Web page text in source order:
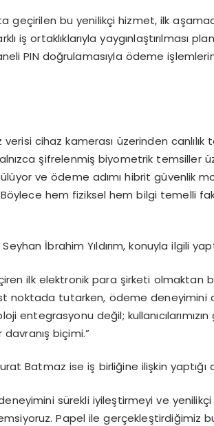
geçirilen bu yenilikçi hizmet, ilk
iş ortaklıklarıyla yaygınlaştırılması
PIN doğrulamasıyla ödeme
verisi cihaz kamerası üzerinden
şifrelenmiş biyometrik temsiller
ve ödeme adımı hibrit güvenlik
hem fiziksel hem bilgi temelli
İbrahim Yıldırım, konuyla ilgili
ilk elektronik para şirketi olmaktan
noktada tutarken, ödeme deneyimini
entegrasyonu değil;
biçimi.”
Batmaz ise iş birliğine ilişkin yaptığı
sürekli iyileştirmeyi ve
Papel ile gerçekleştirdiğimiz